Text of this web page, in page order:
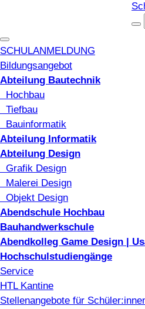
SCHULANMELDUNG
Bildungsangebot
Abteilung Bautechnik
Hochbau
Tiefbau
Bauinformatik
Abteilung Informatik
Abteilung Design
Grafik Design
Malerei Design
Objekt Design
Abendschule Hochbau
Bauhandwerkschule
Abendkolleg Game Design |
Hochschulstudiengänge
Service
HTL Kantine
Stellenangebote für